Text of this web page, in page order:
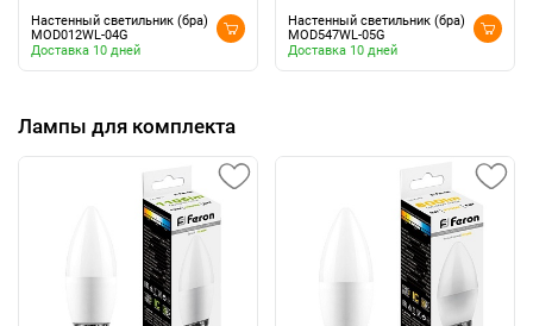
Настенный светильник (бра)
MOD012WL-04G
Доставка 10 дней
Настенный светильник (бра)
MOD547WL-05G
Доставка 10 дней
Лампы для комплекта